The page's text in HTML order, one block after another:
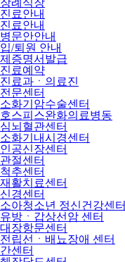
장례식장
진료안내
진료안내
병문안안내
입/퇴원 안내
제증명서발급
진료예약
진료과ㆍ의료진
전문센터
소화기암수술센터
호스피스완화의료병동
심뇌혈관센터
소화기내시경센터
인공신장센터
관절센터
척추센터
재활치료센터
신경센터
소아청소년 정신건강센터
유방ㆍ갑상선암 센터
대장항문센터
전립선ㆍ배뇨장애 센터
간센터